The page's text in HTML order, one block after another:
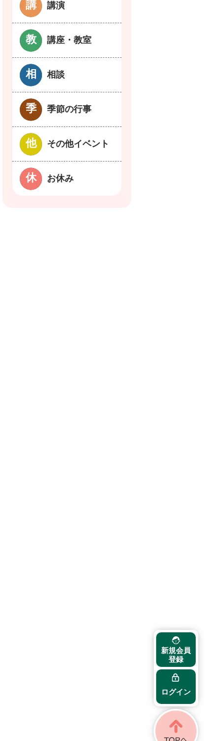
講演
講座・教室
相談
季節の行事
その他イベント
お休み
新規会員
登録
ログイン